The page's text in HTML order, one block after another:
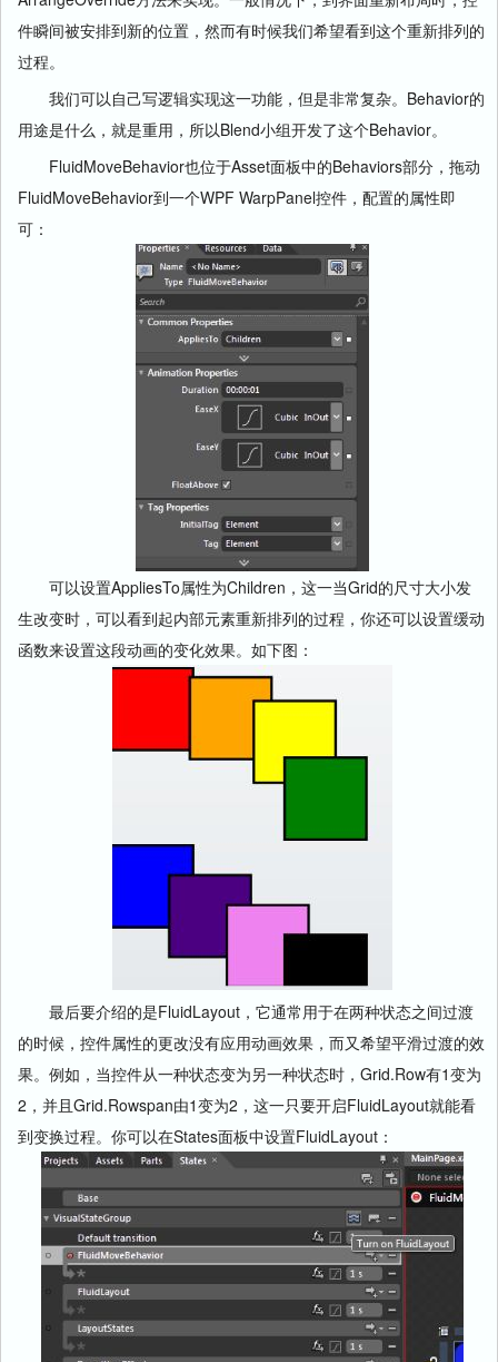
件瞬间被安排到新的位置，然而有时候我们希望看到这个重新排列的
过程。
我们可以自己写逻辑实现这一功能，但是非常复杂。Behavior的
用途是什么，就是重用，所以Blend小组开发了这个Behavior。
FluidMoveBehavior也位于Asset面板中的Behaviors部分，拖动
FluidMoveBehavior到一个WPF WarpPanel控件，配置的属性即
可：
可以设置AppliesTo属性为Children，这一当Grid的尺寸大小发
生改变时，可以看到起内部元素重新排列的过程，你还可以设置缓动
函数来设置这段动画的变化效果。如下图：
最后要介绍的是FluidLayout，它通常用于在两种状态之间过渡
的时候，控件属性的更改没有应用动画效果，而又希望平滑过渡的效
果。例如，当控件从一种状态变为另一种状态时，Grid.Row有1变为
2，并且Grid.Rowspan由1变为2，这一只要开启FluidLayout就能看
到变换过程。你可以在States面板中设置FluidLayout：